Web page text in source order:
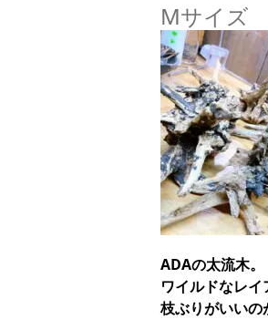
Mサイズ
ADAの太流木。
ワイルドなレイ
枝ぶりがいいの